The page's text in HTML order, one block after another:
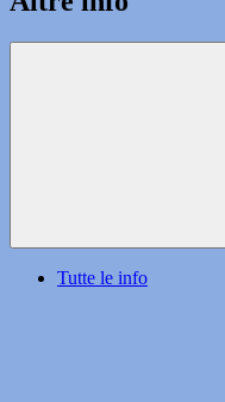
Tutte le info